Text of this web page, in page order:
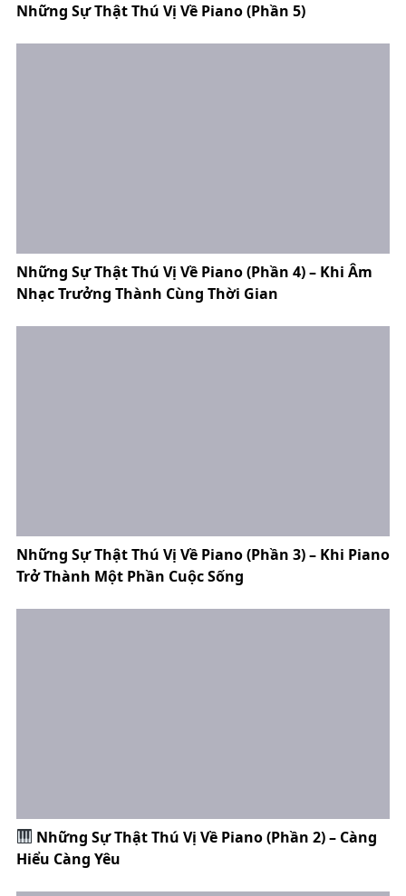
Những Sự Thật Thú Vị Về Piano (Phần 5)
Những Sự Thật Thú Vị Về Piano (Phần 4) – Khi Âm
Nhạc Trưởng Thành Cùng Thời Gian
Những Sự Thật Thú Vị Về Piano (Phần 3) – Khi Piano
Trở Thành Một Phần Cuộc Sống
Những Sự Thật Thú Vị Về Piano (Phần 2) – Càng
Hiểu Càng Yêu